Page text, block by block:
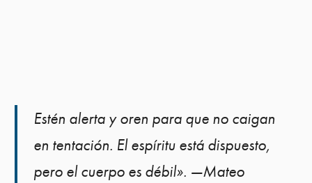
Estén alerta y oren para que no caigan
en tentación. El espíritu está dispuesto,
pero el cuerpo es débil». —Mateo